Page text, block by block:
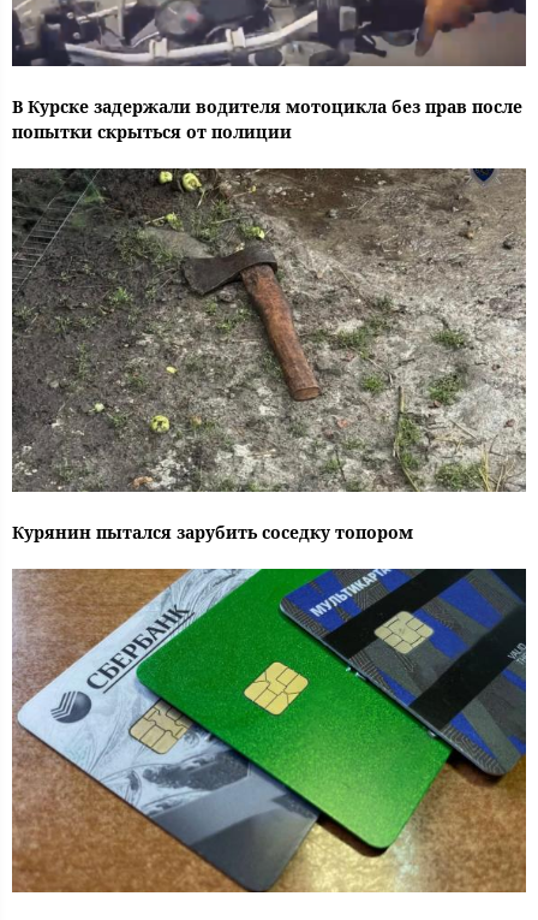
В Курске задержали водителя мотоцикла без прав после
попытки скрыться от полиции
Курянин пытался зарубить соседку топором